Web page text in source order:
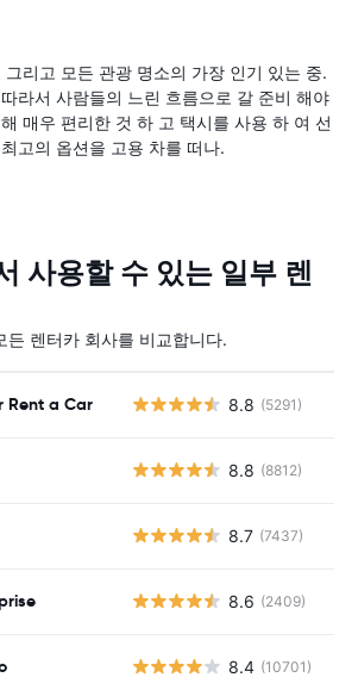
그리고 모든 관광 명소의 가장 인기 있는 중.
라서 사람들의 느린 흐름으로 갈 준비 해야
매우 편리한 것 하 고 택시를 사용 하 여 선
고의 옵션을 고용 차를 떠나.
사용할 수 있는 일부 렌
든 렌터카 회사를 비교합니다.
Rent a Car 8.8 (5291)
8.8 (8812)
8.7 (7437)
8.6 (2409)
8.4 (10701)